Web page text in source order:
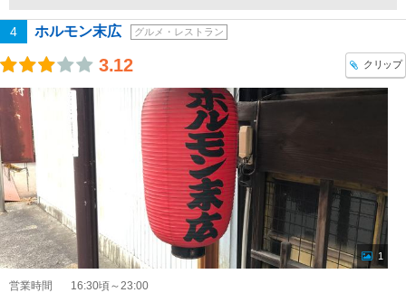
4 ホルモン末広 グルメ・レストラン
3.12 クリップ
1
営業時間 16:30頃～23:00